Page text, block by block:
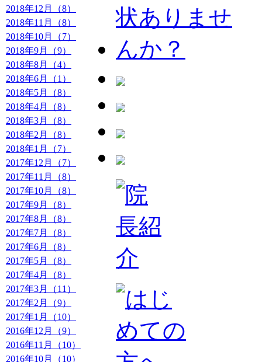
2018年12月（8）
2018年11月（8）
2018年10月（7）
2018年9月（9）
2018年8月（4）
2018年6月（1）
2018年5月（8）
2018年4月（8）
2018年3月（8）
2018年2月（8）
2018年1月（7）
2017年12月（7）
2017年11月（8）
2017年10月（8）
2017年9月（8）
2017年8月（8）
2017年7月（8）
2017年6月（8）
2017年5月（8）
2017年4月（8）
2017年3月（11）
2017年2月（9）
2017年1月（10）
2016年12月（9）
2016年11月（10）
2016年10月（10）